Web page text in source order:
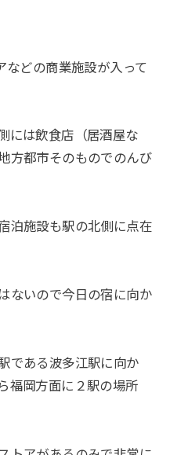
などの商業施設が入って
には飲食店（居酒屋な
方都市そのものでのんび
泊施設も駅の北側に点在
ないので今日の宿に向か
である波多江駅に向か
福岡方面に２駅の場所